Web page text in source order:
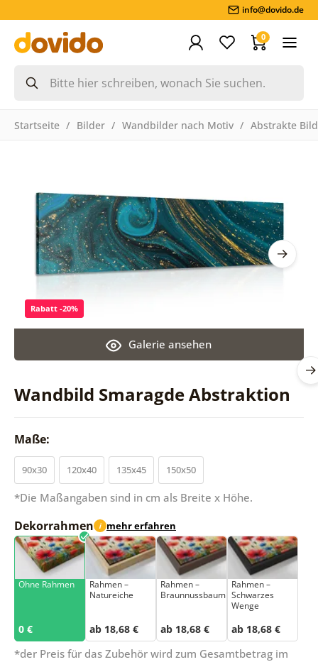
info@dovido.de
0
Startseite Bilder Wandbilder nach Motiv Abstrakte
Wandbild Smaragde Abstraktion
Galerie ansehen
Rabatt -20%
Maße:
90x30 120x40 135x45 150x50
*Die Maßangaben sind in cm als Breite x Höhe.
Dekorrahmen i mehr erfahren
Ohne Rahmen
0 €
Rahmen –
Natureiche
ab 18,68 €
Rahmen –
Braunnussbaum
ab 18,68 €
Rahmen –
Schwarzes
Wenge
ab 18,68 €
*der Preis für das Zubehör wird zum Gesamtbetrag im